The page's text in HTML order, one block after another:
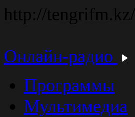
http://tengrifm.kz/
Онлайн-радио
Программы
Мультимедиа